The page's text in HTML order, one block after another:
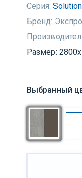
Серия: Solution
Бренд: Экспро
Размер:
Выбранный